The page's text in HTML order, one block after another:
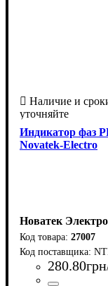
Индикатор фаз
Novatek-Electro
Новатек Электро
27007
280.80грн